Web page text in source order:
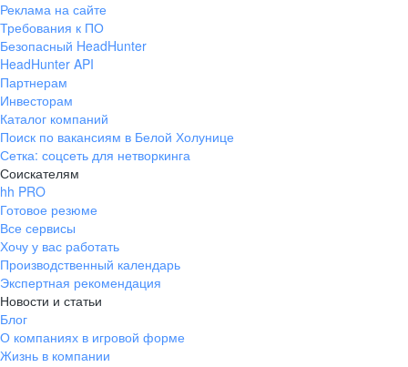
+7 343 226-79-99
pr@ural.hh.ru
ул. Янковского, д. 169, 7 этаж,
706 каб.
+7 861 205-55-57
pr@krd.hh.ru
Владивосток
пер. Ланинский д. 4, офис 3.4
+7 423 202-33-28
pr@dv.hh.ru
Новосибирск
ул. Большевистская, д. 35,
Реклама на сайте
Требования к ПО
Безопасный HeadHunter
HeadHunter API
Партнерам
Инвесторам
Каталог компаний
Поиск по вакансиям в Белой Холунице
Сетка: соцсеть для нетворкинга
Соискателям
hh PRO
Готовое резюме
Все сервисы
Хочу у вас работать
Производственный календарь
Экспертная рекомендация
Новости и статьи
Блог
О компаниях в игровой форме
Жизнь в компании